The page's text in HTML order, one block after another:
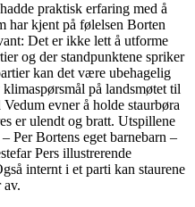
praktisk erfaring med å
har kjent på følelsen Borten
Det er ikke lett å utforme
og der standpunktene spriker
kan det være ubehagelig
på landsmøtet til
evner å holde staurbøra
er ulendt og bratt. Utspillene
Per Bortens eget barnebarn –
Pers illustrerende
internt i et parti kan staurene
av.